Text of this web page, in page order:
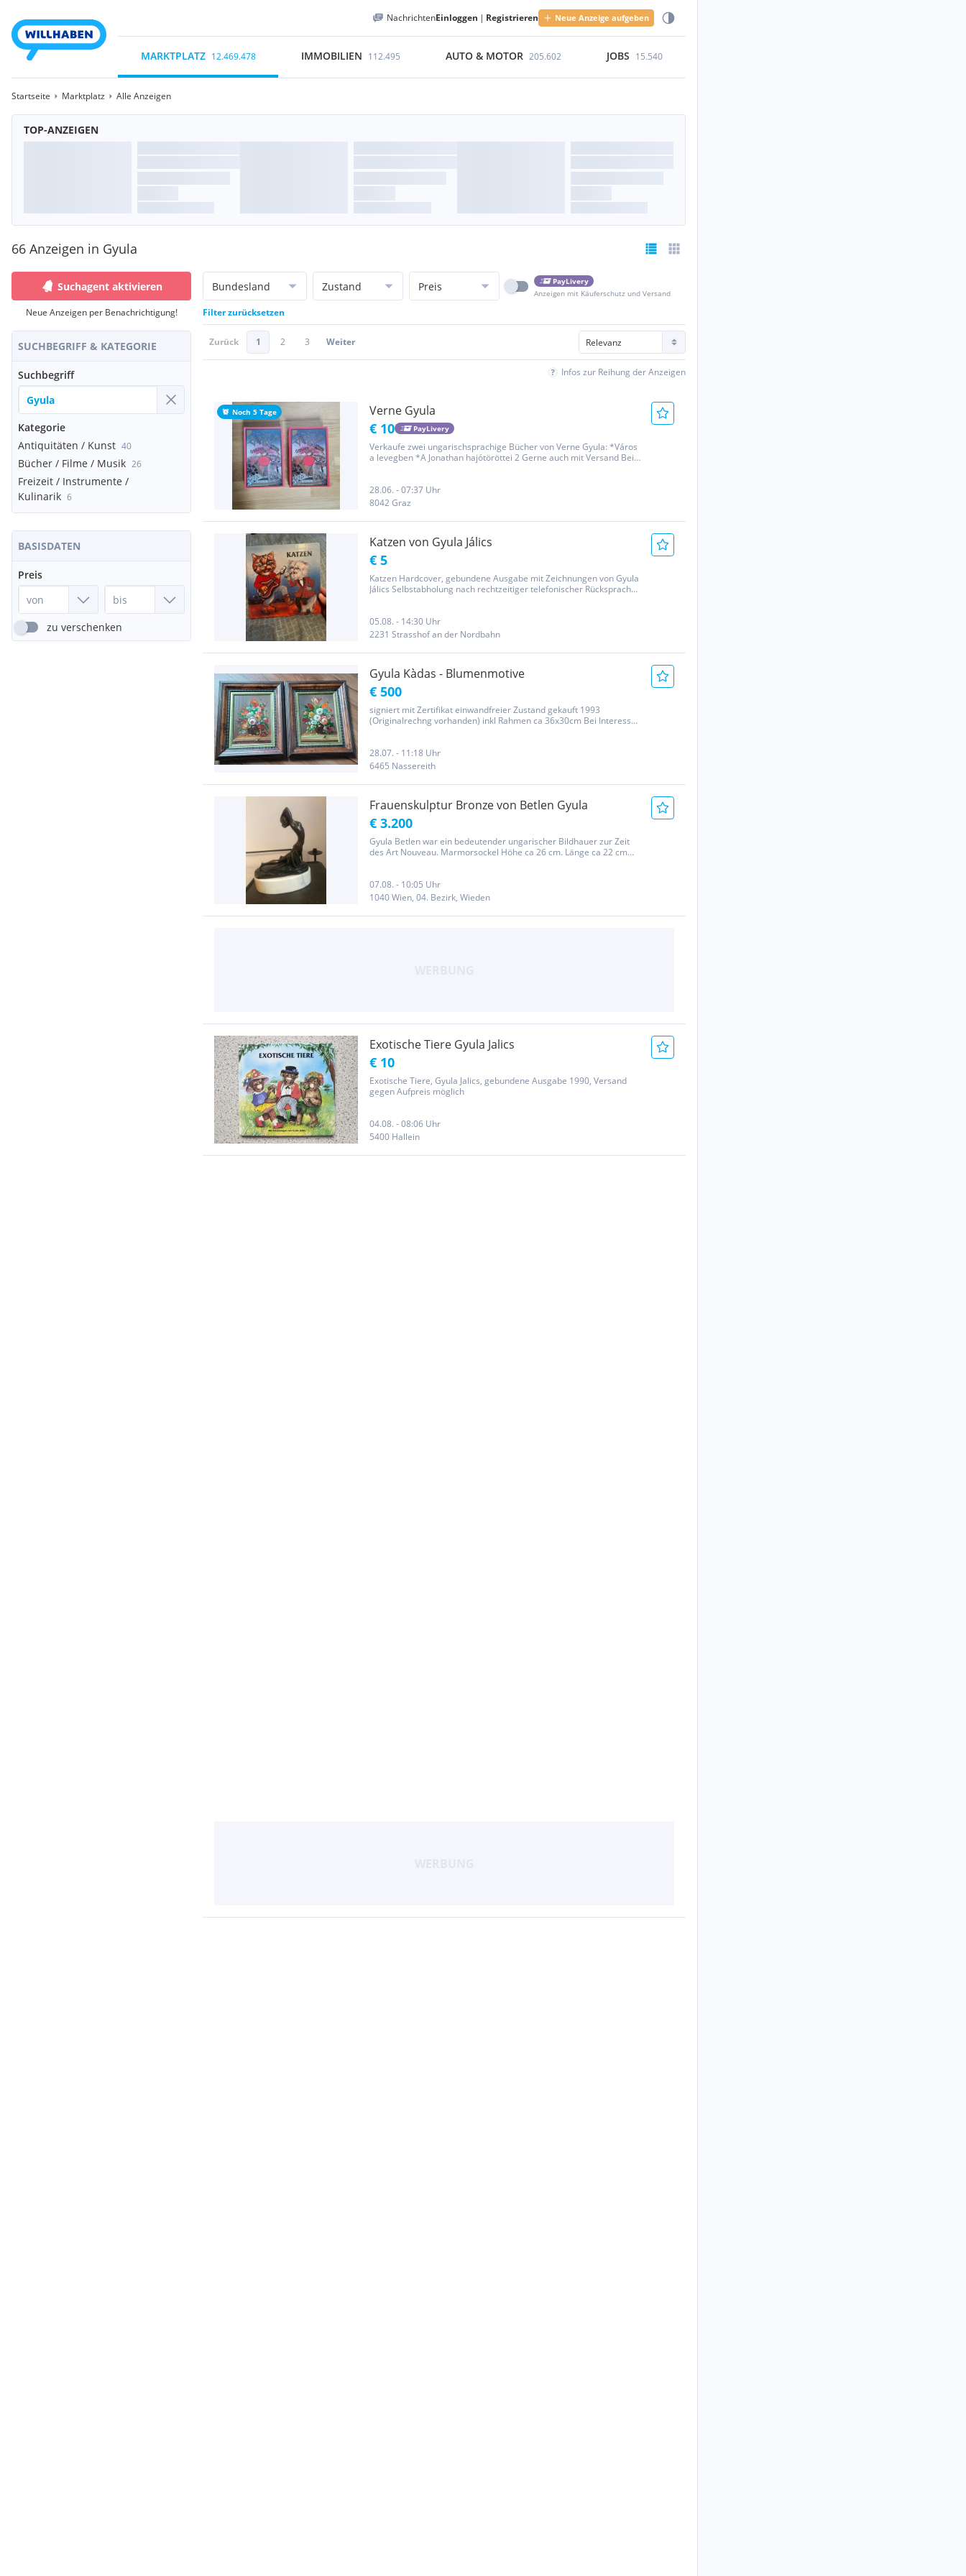
NachrichtenEinloggen | Registrieren Neue Anzeige aufgeben
MARKTPLATZ 12.469.478 IMMOBILIEN 112.495 AUTO & MOTOR 205.602 JOBS 15.540
Startseite Marktplatz Alle Anzeigen
TOP-ANZEIGEN
66 Anzeigen in Gyula
Suchagent aktivieren
Neue Anzeigen per Benachrichtigung!
SUCHBEGRIFF & KATEGORIE
Suchbegriff
Kategorie
Antiquitäten / Kunst 40
Bücher / Filme / Musik 26
Freizeit / Instrumente /
Kulinarik 6
BASISDATEN
Preis
zu verschenken
Bundesland Zustand Preis
PayLivery
Anzeigen mit Käuferschutz und Versand
Filter zurücksetzen
Zurück 1 2 3 Weiter
Infos zur Reihung der Anzeigen
Noch 5 Tage Verne Gyula
€ 10 PayLivery
Verkaufe zwei ungarischsprachige Bücher von Verne Gyula: *Város
a levegben *A Jonathan hajótöröttei 2 Gerne auch mit Versand Bei
28.06. - 07:37 Uhr
8042 Graz
Katzen von Gyula Jálics
€ 5
Katzen Hardcover, gebundene Ausgabe mit Zeichnungen von Gyula
Jálics Selbstabholung nach rechtzeitiger telefonischer Rücksprache
05.08. - 14:30 Uhr
2231 Strasshof an der Nordbahn
Gyula Kàdas - Blumenmotive
€ 500
signiert mit Zertifikat einwandfreier Zustand gekauft 1993
(Originalrechng vorhanden) inkl Rahmen ca 36x30cm Bei Interesse
28.07. - 11:18 Uhr
6465 Nassereith
Frauenskulptur Bronze von Betlen Gyula
€ 3.200
Gyula Betlen war ein bedeutender ungarischer Bildhauer zur Zeit
des Art Nouveau. Marmorsockel Höhe ca 26 cm. Länge ca 22 cm
07.08. - 10:05 Uhr
1040 Wien, 04. Bezirk, Wieden
Exotische Tiere Gyula Jalics
€ 10
Exotische Tiere, Gyula Jalics, gebundene Ausgabe 1990, Versand
gegen Aufpreis möglich
04.08. - 08:06 Uhr
5400 Hallein